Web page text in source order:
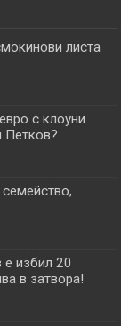
листа
с клоуни
Петков?
избил 20
в затвора!